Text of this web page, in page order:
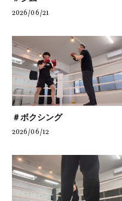
2026/06/21
＃ボクシング
2026/06/12